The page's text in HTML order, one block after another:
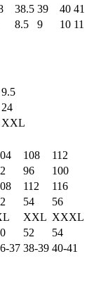
38.5 39 40 41
8.5 9 10 11
9.5
24
XXL
108
112
96
100
112
116
54
56
XXL XXXL
52
54
37 38-39 40-41